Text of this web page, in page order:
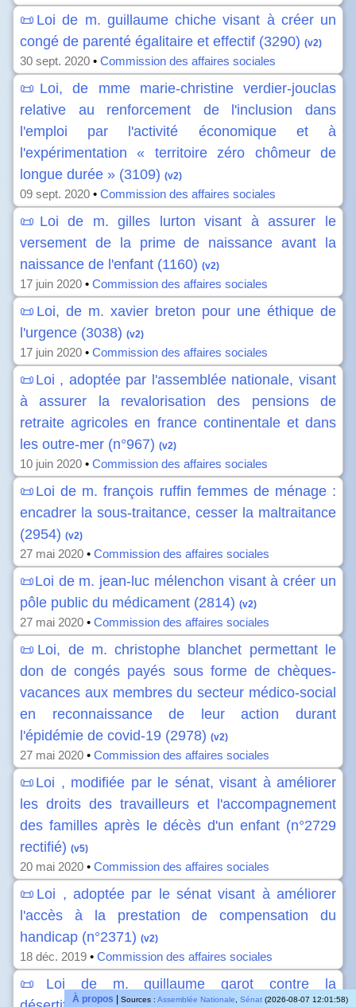
📜Loi de m. guillaume chiche visant à créer un
congé de parenté égalitaire et effectif (3290) (v2)
30 sept. 2020 • Commission des affaires sociales
📜Loi, de mme marie-christine verdier-jouclas
relative au renforcement de l'inclusion dans
l'emploi par l'activité économique et à
l'expérimentation « territoire zéro chômeur de
longue durée » (3109) (v2)
09 sept. 2020 • Commission des affaires sociales
📜Loi de m. gilles lurton visant à assurer le
versement de la prime de naissance avant la
naissance de l'enfant (1160) (v2)
17 juin 2020 • Commission des affaires sociales
📜Loi, de m. xavier breton pour une éthique de
l'urgence (3038) (v2)
17 juin 2020 • Commission des affaires sociales
📜Loi , adoptée par l'assemblée nationale, visant
à assurer la revalorisation des pensions de
retraite agricoles en france continentale et dans
les outre-mer (n°967) (v2)
10 juin 2020 • Commission des affaires sociales
📜Loi de m. françois ruffin femmes de ménage :
encadrer la sous-traitance, cesser la maltraitance
(2954) (v2)
27 mai 2020 • Commission des affaires sociales
📜Loi de m. jean-luc mélenchon visant à créer un
pôle public du médicament (2814) (v2)
27 mai 2020 • Commission des affaires sociales
📜Loi, de m. christophe blanchet permettant le
don de congés payés sous forme de chèques-
vacances aux membres du secteur médico-social
en reconnaissance de leur action durant
l'épidémie de covid-19 (2978) (v2)
27 mai 2020 • Commission des affaires sociales
📜Loi , modifiée par le sénat, visant à améliorer
les droits des travailleurs et l'accompagnement
des familles après le décès d'un enfant (n°2729
rectifié) (v5)
20 mai 2020 • Commission des affaires sociales
📜Loi , adoptée par le sénat visant à améliorer
l'accès à la prestation de compensation du
handicap (n°2371) (v2)
18 déc. 2019 • Commission des affaires sociales
📜Loi de m. guillaume garot contre la
À propos Sources : Assemblée Nationale Sénat (2026-08-07 12:01:58)